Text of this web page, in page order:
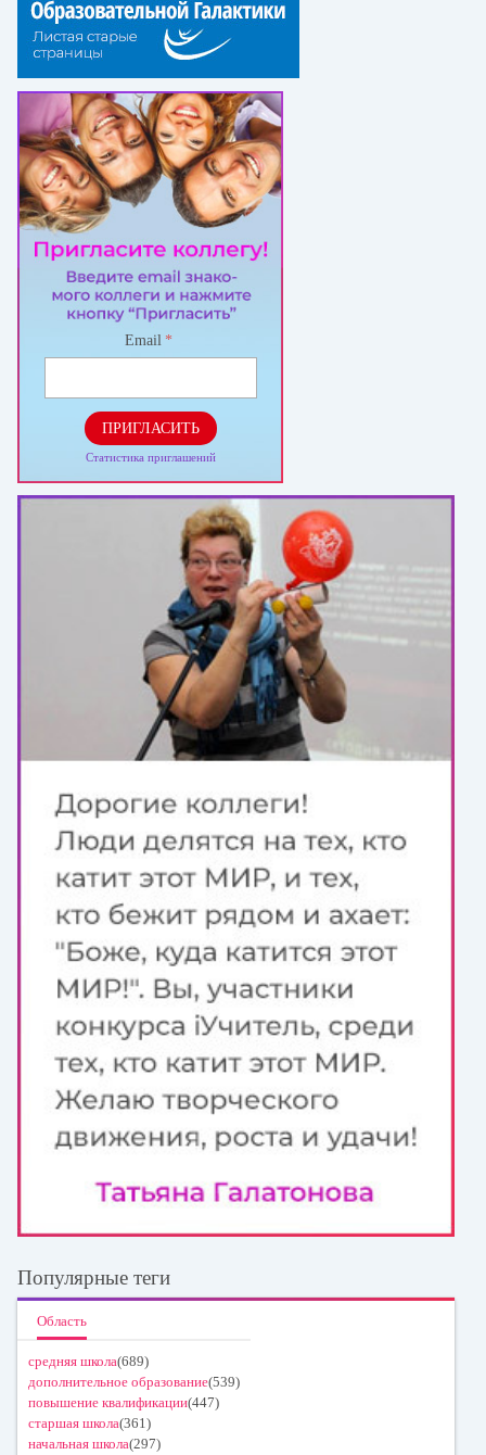
Email *
ПРИГЛАСИТЬ
Статистика приглашений
Популярные теги
Область
средняя школа(689)
дополнительное образование(539)
повышение квалификации(447)
старшая школа(361)
начальная школа(297)